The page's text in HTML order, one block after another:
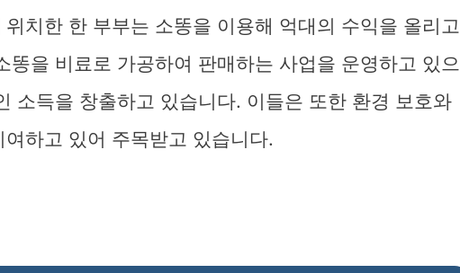
치한 한 부부는 소똥을 이용해 억대의 수익을 올리고
똥을 비료로 가공하여 판매하는 사업을 운영하고 있으
소득을 창출하고 있습니다. 이들은 또한 환경 보호와
하고 있어 주목받고 있습니다.